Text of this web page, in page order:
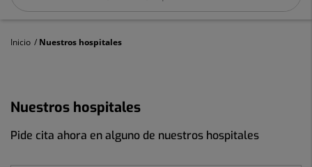
Inicio Nuestros hospitales
Nuestros hospitales
Pide cita ahora en alguno de nuestros hospitales